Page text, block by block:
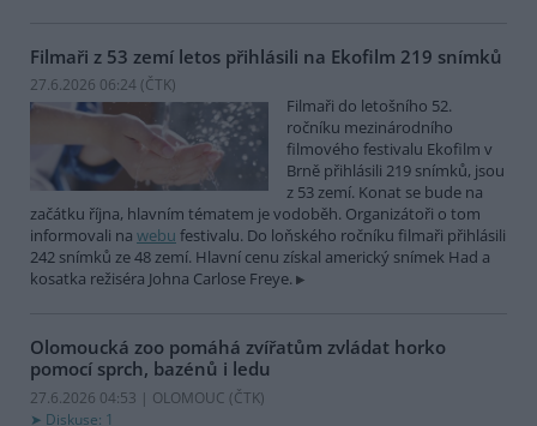
Filmaři z 53 zemí letos přihlásili na Ekofilm 219 snímků
27.6.2026 06:24 (ČTK)
Filmaři do letošního 52.
ročníku mezinárodního
filmového festivalu Ekofilm v
Brně přihlásili 219 snímků, jsou
z 53 zemí. Konat se bude na
začátku října, hlavním tématem je vodoběh. Organizátoři o tom
informovali na webu festivalu. Do loňského ročníku filmaři přihlásili
242 snímků ze 48 zemí. Hlavní cenu získal americký snímek Had a
kosatka režiséra Johna Carlose Freye.
Olomoucká zoo pomáhá zvířatům zvládat horko
pomocí sprch, bazénů i ledu
27.6.2026 04:53 | OLOMOUC (ČTK)
Diskuse: 1